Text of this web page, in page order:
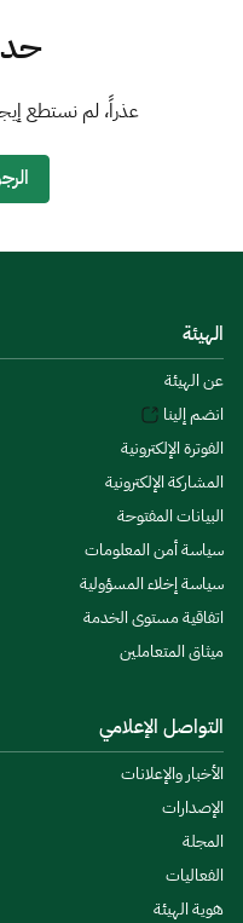
عذراً، لم نستطع
الهيئة
عن الهيئة
انضم إلينا
الفوترة الإلكترونية
المشاركة الإلكترونية
البيانات المفتوحة
سياسة أمن المعلومات
سياسة إخلاء المسؤولية
اتفاقية مستوى الخدمة
ميثاق المتعاملين
التواصل الإعلامي
الأخبار والإعلانات
الإصدارات
المجلة
الفعاليات
هوية الهيئة